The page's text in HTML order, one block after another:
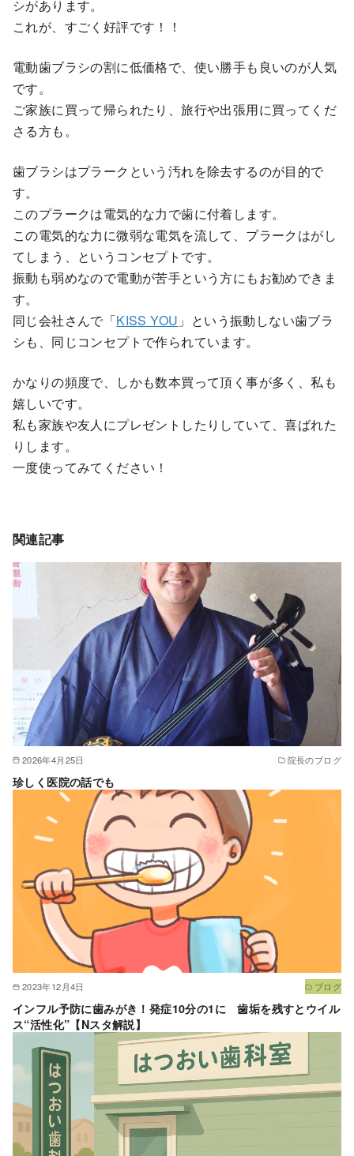
シがあります。
これが、すごく好評です！！
電動歯ブラシの割に低価格で、使い勝手も良いのが人気
です。
ご家族に買って帰られたり、旅行や出張用に買ってくだ
さる方も。
歯ブラシはプラークという汚れを除去するのが目的で
す。
このプラークは電気的な力で歯に付着します。
この電気的な力に微弱な電気を流して、プラークはがし
てしまう、というコンセプトです。
振動も弱めなので電動が苦手という方にもお勧めできま
す。
同じ会社さんで「KISS YOU 」という振動しない歯ブラ
シも、同じコンセプトで作られています。
かなりの頻度で、しかも数本買って頂く事が多く、私も
嬉しいです。
私も家族や友人にプレゼントしたりしていて、喜ばれた
りします。
一度使ってみてください！
関連記事
2026年4月25日 院長のブログ
珍しく医院の話でも
2023年12月4日 ブログ
インフル予防に歯みがき！発症10分の1に 歯垢を残すとウイル
ス“活性化”【Nスタ解説】